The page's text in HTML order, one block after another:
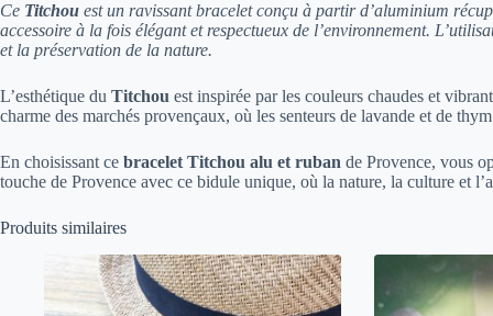
Ce Titchou est un ravissant bracelet conçu à partir d’aluminium
accessoire à la fois élégant et respectueux de l’environnement.
et la préservation de la nature.
L’esthétique du Titchou est inspirée par les couleurs chaudes et
charme des marchés provençaux, où les senteurs de lavande et de
En choisissant ce bracelet Titchou alu et ruban de Provence, vous
touche de Provence avec ce bidule unique, où la nature, la culture et
Produits similaires